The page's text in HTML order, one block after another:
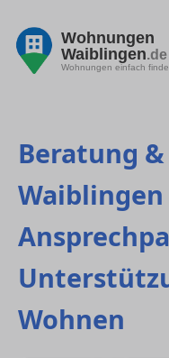
Wohnungen
Waiblingen.de
Wohnungen einfach
Beratung
Waiblingen
Wohnen